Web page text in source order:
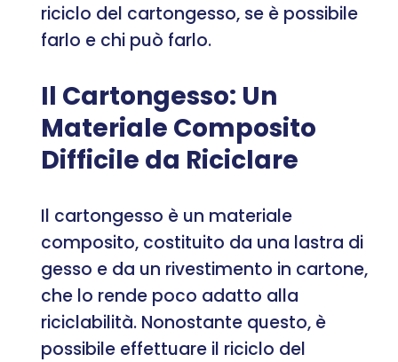
riciclo del cartongesso, se è possibile
farlo e chi può farlo.
Il Cartongesso: Un
Materiale Composito
Difficile da Riciclare
Il cartongesso è un materiale
composito, costituito da una lastra di
gesso e da un rivestimento in cartone,
che lo rende poco adatto alla
riciclabilità. Nonostante questo, è
possibile effettuare il riciclo del